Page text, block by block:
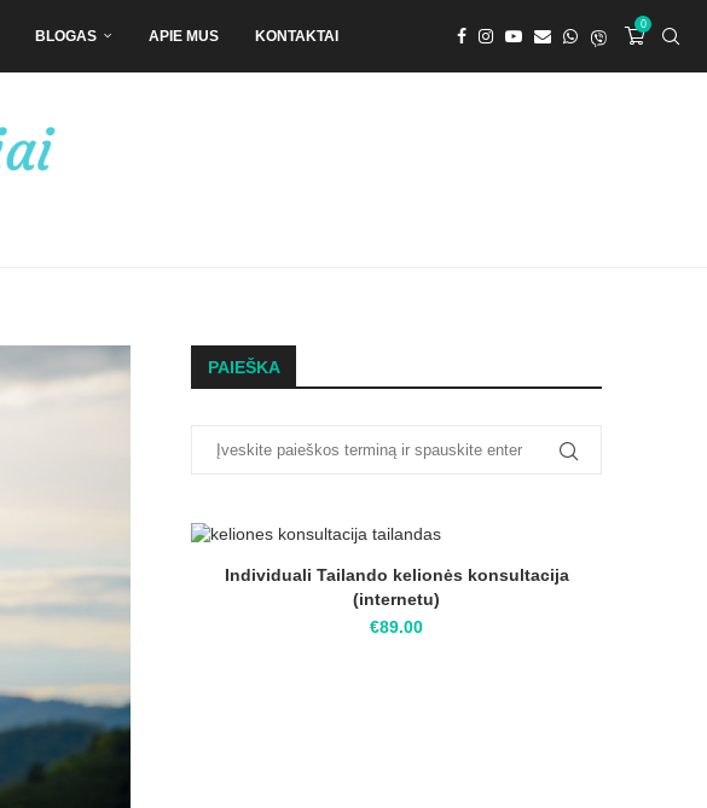
BLOGAS APIE MUS KONTAKTAI
0
PAIEŠKA
Individuali Tailando kelionės konsultacija
(internetu)
€89.00